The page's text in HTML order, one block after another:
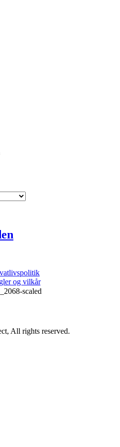
og vilkår
All rights reserved.